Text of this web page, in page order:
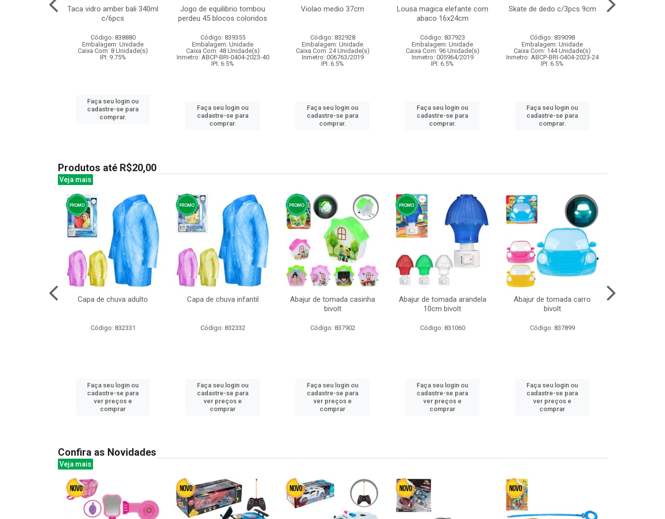
Taca vidro amber bali 340ml
c/6pcs
Código: 838880
Embalagem: Unidade
Caixa Com: 8 Unidade(s)
IPI: 9.75%
Faça seu login ou
cadastre-se para
comprar.
Jogo de equilibrio tombou
perdeu 45 blocos coloridos
Código: 839355
Embalagem: Unidade
Caixa Com: 48 Unidade(s)
Inmetro: ABCP-BRI-0404-2023-40
IPI: 6.5%
Faça seu login ou
cadastre-se para
comprar.
Violao medio 37cm
Código: 832928
Embalagem: Unidade
Caixa Com: 24 Unidade(s)
Inmetro: 006763/2019
IPI: 6.5%
Faça seu login ou
cadastre-se para
comprar.
Lousa magica elefante com
abaco 16x24cm
Código: 837923
Embalagem: Unidade
Caixa Com: 96 Unidade(s)
Inmetro: 005964/2019
IPI: 6.5%
Faça seu login ou
cadastre-se para
comprar.
Skate de dedo c/3pcs 9cm
Código: 839098
Embalagem: Unidade
Caixa Com: 144 Unidade(s)
Inmetro: ABCP-BRI-0404-2023-24
IPI: 6.5%
Faça seu login ou
cadastre-se para
comprar.
Produtos até R$20,00
Veja mais
Capa de chuva adulto
Código: 832331
Faça seu login ou
cadastre-se para
ver preços e
comprar
Capa de chuva infantil
Código: 832332
Faça seu login ou
cadastre-se para
ver preços e
comprar
Abajur de tomada casinha
bivolt
Código: 837902
Faça seu login ou
cadastre-se para
ver preços e
comprar
Abajur de tomada arandela
10cm bivolt
Código: 831060
Faça seu login ou
cadastre-se para
ver preços e
comprar
Abajur de tomada carro
bivolt
Código: 837899
Faça seu login ou
cadastre-se para
ver preços e
comprar
Confira as Novidades
Veja mais